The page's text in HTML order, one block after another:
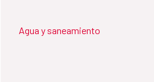
Agua y saneamiento